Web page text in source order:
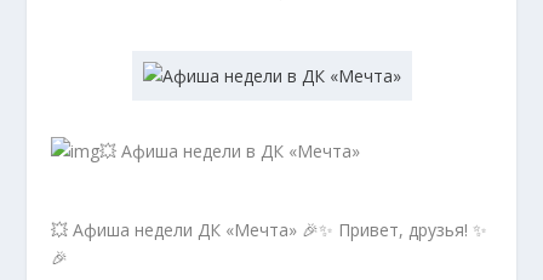
💥 Афиша недели в ДК «Мечта»
💥 Афиша недели ДК «Мечта» 🎉✨ Привет, друзья! ✨
🎉